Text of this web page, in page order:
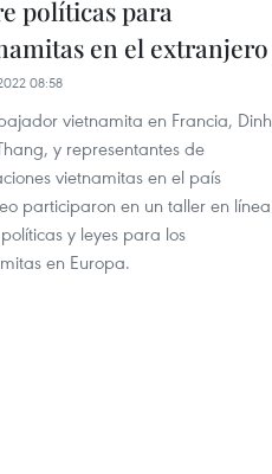
políticas para
en el extranjero
08:58
vietnamita en Francia, Dinh
y representantes de
vietnamitas en el país
participaron en un taller en línea
y leyes para los
en Europa.